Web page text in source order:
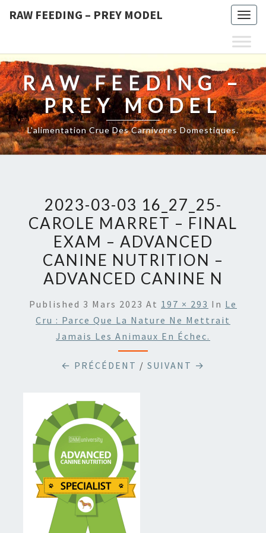
RAW FEEDING – PREY MODEL
RAW FEEDING –
PREY MODEL
L'alimentation Crue Des Carnivores Domestiques.
2023-03-03 16_27_25-
CAROLE MARRET – FINAL
EXAM – ADVANCED
CANINE NUTRITION –
ADVANCED CANINE N
Published 3 Mars 2023 At 197 × 293 In Le
Cru : Parce Que La Nature Ne Mettrait
Jamais Les Animaux En Échec.
← PRÉCÉDENT / SUIVANT →